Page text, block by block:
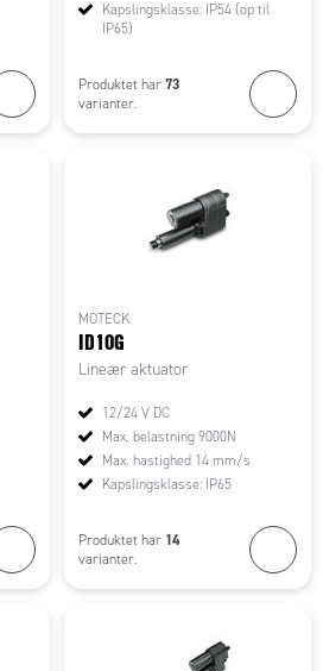
Kapslingsklasse: IP54 (op til
IP65)
Produktet har 73
varianter.
MOTECK
ID10G
Lineær aktuator
12/24 V DC
Max. belastning 9000N
Max. hastighed 14 mm/s
Kapslingsklasse: IP65
Produktet har 14
varianter.